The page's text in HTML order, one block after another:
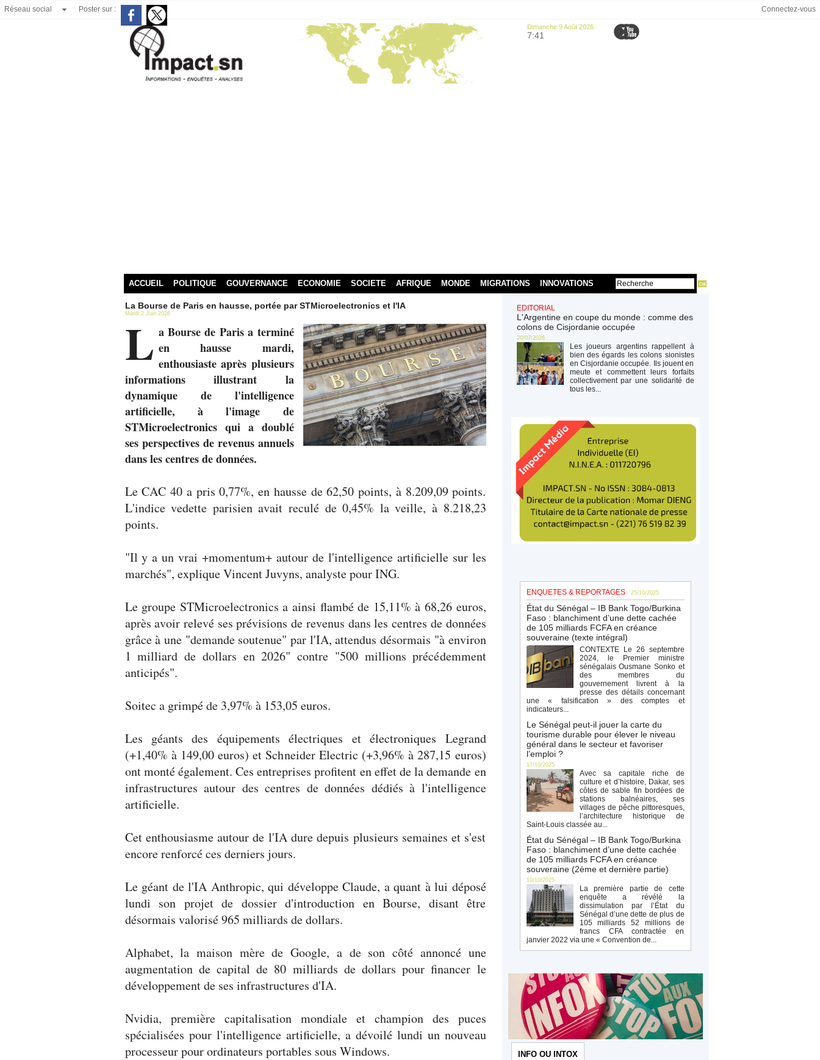
Réseau social Poster sur : Connectez-vous
Dimanche 9 Août 2026
7:41
ACCUEIL POLITIQUE GOUVERNANCE ECONOMIE SOCIETE AFRIQUE MONDE MIGRATIONS INNOVATIONS
La Bourse de Paris en hausse, portée par STMicroelectronics et l'IA
Mardi 2 Juin 2026
L a Bourse de Paris a terminé
en hausse mardi,
enthousiaste après plusieurs
informations illustrant la
dynamique de l'intelligence
artificielle, à l'image de
STMicroelectronics qui a doublé
ses perspectives de revenus annuels
dans les centres de données.
Le CAC 40 a pris 0,77%, en hausse de 62,50 points, à 8.209,09 points.
L'indice vedette parisien avait reculé de 0,45% la veille, à 8.218,23
points.
"Il y a un vrai +momentum+ autour de l'intelligence artificielle sur les
marchés", explique Vincent Juvyns, analyste pour ING.
Le groupe STMicroelectronics a ainsi flambé de 15,11% à 68,26 euros,
après avoir relevé ses prévisions de revenus dans les centres de données
grâce à une "demande soutenue" par l'IA, attendus désormais "à environ
1 milliard de dollars en 2026" contre "500 millions précédemment
anticipés".
Soitec a grimpé de 3,97% à 153,05 euros.
Les géants des équipements électriques et électroniques Legrand
(+1,40% à 149,00 euros) et Schneider Electric (+3,96% à 287,15 euros)
ont monté également. Ces entreprises profitent en effet de la demande en
infrastructures autour des centres de données dédiés à l'intelligence
artificielle.
Cet enthousiasme autour de l'IA dure depuis plusieurs semaines et s'est
encore renforcé ces derniers jours.
Le géant de l'IA Anthropic, qui développe Claude, a quant à lui déposé
lundi son projet de dossier d'introduction en Bourse, disant être
désormais valorisé 965 milliards de dollars.
Alphabet, la maison mère de Google, a de son côté annoncé une
augmentation de capital de 80 milliards de dollars pour financer le
développement de ses infrastructures d'IA.
Nvidia, première capitalisation mondiale et champion des puces
spécialisées pour l'intelligence artificielle, a dévoilé lundi un nouveau
processeur pour ordinateurs portables sous Windows.
EDITORIAL
L'Argentine en coupe du monde : comme des
colons de Cisjordanie occupée
20/07/2026
Les joueurs argentins rappellent à
bien des égards les colons sionistes
en Cisjordanie occupée. Ils jouent en
meute et commettent leurs forfaits
collectivement par une solidarité de
tous les...
ENQUETES & REPORTAGES - 25/10/2025
État du Sénégal – IB Bank Togo/Burkina
Faso : blanchiment d’une dette cachée
de 105 milliards FCFA en créance
souveraine (texte intégral)
CONTEXTE Le 26 septembre
2024, le Premier ministre
sénégalais Ousmane Sonko et
des membres du
gouvernement livrent à la
presse des détails concernant
une « falsification » des comptes et
indicateurs...
Le Sénégal peut-il jouer la carte du
tourisme durable pour élever le niveau
général dans le secteur et favoriser
l’emploi ?
17/10/2025
Avec sa capitale riche de
culture et d’histoire, Dakar, ses
côtes de sable fin bordées de
stations balnéaires, ses
villages de pêche pittoresques,
l’architecture historique de
Saint-Louis classée au...
État du Sénégal – IB Bank Togo/Burkina
Faso : blanchiment d’une dette cachée
de 105 milliards FCFA en créance
souveraine (2ème et dernière partie)
10/10/2025
La première partie de cette
enquête a révélé la
dissimulation par l’État du
Sénégal d’une dette de plus de
105 milliards 52 millions de
francs CFA contractée en
janvier 2022 via une « Convention de...
INFO OU INTOX